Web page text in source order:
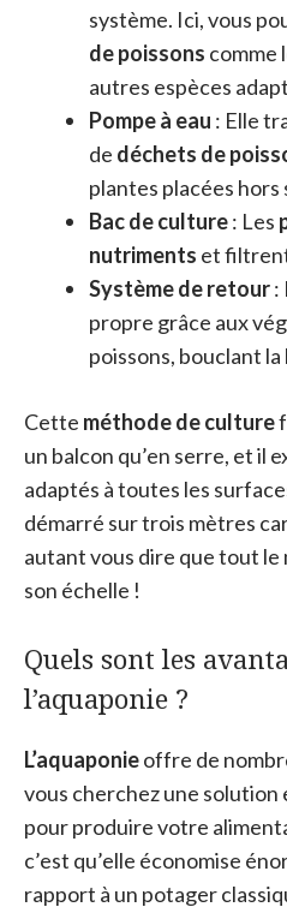
système. Ici, vous
de poissons comme
autres espèces
Pompe à eau : Elle
de déchets de
plantes placées hors
Bac de culture: Les
nutriments et
Système de retour:
propre grâce aux
poissons, bouclant la
Cette méthode de culture
un balcon qu’en serre, et il
adaptés à toutes les
démarré sur trois mètres
autant vous dire que tout le
son échelle !
Quels sont les
l’aquaponie ?
L’aquaponieoffre de
vous cherchez une
pour produire votre
c’est qu’elle économise
rapport à un potager